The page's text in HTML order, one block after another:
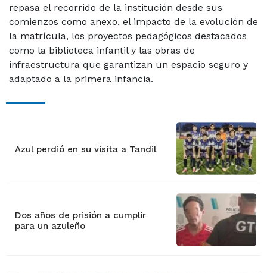
repasa el recorrido de la institución desde sus
comienzos como anexo, el impacto de la evolución de
la matrícula, los proyectos pedagógicos destacados
como la biblioteca infantil y las obras de
infraestructura que garantizan un espacio seguro y
adaptado a la primera infancia.
Azul perdió en su visita a Tandil
Dos años de prisión a cumplir
para un azuleño